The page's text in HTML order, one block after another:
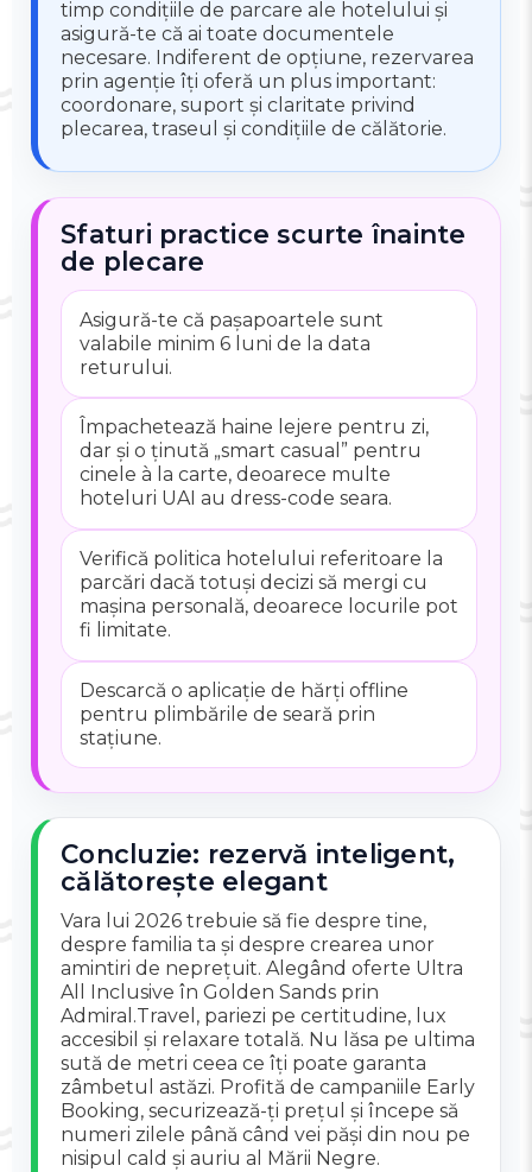
timp condițiile de parcare ale hotelului și
asigură-te că ai toate documentele
necesare. Indiferent de opțiune, rezervarea
prin agenție îți oferă un plus important:
coordonare, suport și claritate privind
plecarea, traseul și condițiile de călătorie.
Sfaturi practice scurte înainte
de plecare
Asigură-te că pașapoartele sunt
valabile minim 6 luni de la data
returului.
Împachetează haine lejere pentru zi,
dar și o ținută „smart casual” pentru
cinele à la carte, deoarece multe
hoteluri UAI au dress-code seara.
Verifică politica hotelului referitoare la
parcări dacă totuși decizi să mergi cu
mașina personală, deoarece locurile pot
fi limitate.
Descarcă o aplicație de hărți offline
pentru plimbările de seară prin
stațiune.
Concluzie: rezervă inteligent,
călătorește elegant
Vara lui 2026 trebuie să fie despre tine,
despre familia ta și despre crearea unor
amintiri de neprețuit. Alegând oferte Ultra
All Inclusive în Golden Sands prin
Admiral.Travel, pariezi pe certitudine, lux
accesibil și relaxare totală. Nu lăsa pe ultima
sută de metri ceea ce îți poate garanta
zâmbetul astăzi. Profită de campaniile Early
Booking, securizează-ți prețul și începe să
numeri zilele până când vei păși din nou pe
nisipul cald și auriu al Mării Negre.